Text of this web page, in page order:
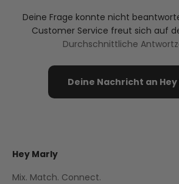
Deine Frage konnte nicht
Customer Service freut sich auf
Durchschnittliche
Deine Nachricht an
Hey Marly
Mix. Match. Connect.